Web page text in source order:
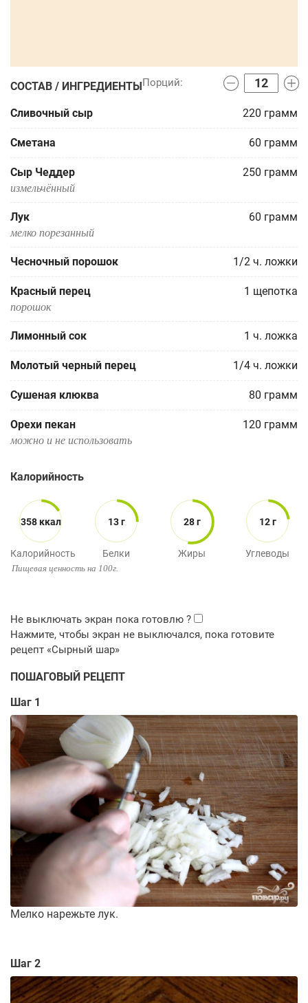
СОСТАВ / ИНГРЕДИЕНТЫ
Сливочный сыр 220 грамм
Сметана 60 грамм
Сыр Чеддер 250 грамм
измельчённый
Лук 60 грамм
мелко порезанный
Чесночный порошок 1/2 ч. ложки
Красный перец 1 щепотка
порошок
Лимонный сок 1 ч. ложка
Молотый черный перец 1/4 ч. ложки
Сушеная клюква 80 грамм
Орехи пекан 120 грамм
можно и не использовать
Калорийность
358 ккал
Калорийность
13 г
Белки
28 г
Жиры
12 г
Углеводы
Пищевая ценность на 100г.
ПОШАГОВЫЙ РЕЦЕПТ
Шаг 1
Мелко нарежьте лук.
Шаг 2